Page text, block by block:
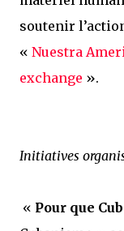
soutenir
« Nuestra
exchange ».
Initiatives
« Pour que